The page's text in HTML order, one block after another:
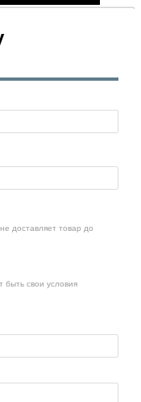
доставляет товар до
быть свои условия